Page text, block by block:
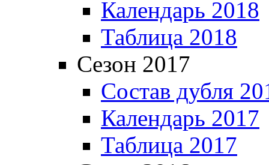
Календарь 2018
Таблица 2018
Сезон 2017
Состав дубля
Календарь 2017
Таблица 2017